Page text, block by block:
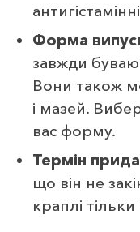
Форма
завжди
Вони також
і мазей.
вас форму.
Термін
що він не
краплі тільки